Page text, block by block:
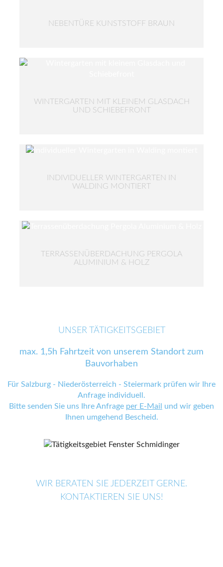
NEBENTÜRE KUNSTSTOFF BRAUN
WINTERGARTEN MIT KLEINEM GLASDACH
UND SCHIEBEFRONT
INDIVIDUELLER WINTERGARTEN IN
WALDING MONTIERT
TERRASSENÜBERDACHUNG PERGOLA
ALUMINIUM & HOLZ
UNSER TÄTIGKEITSGEBIET
max. 1,5h Fahrtzeit von unserem Standort zum
Bauvorhaben
Für Salzburg - Niederösterreich - Steiermark prüfen wir Ihre
Anfrage individuell.
Bitte senden Sie uns Ihre Anfrage per E-Mail
und wir geben
Ihnen umgehend Bescheid.
WIR BERATEN SIE JEDERZEIT GERNE.
KONTAKTIEREN SIE UNS!